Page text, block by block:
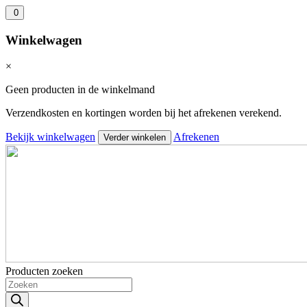
0
Winkelwagen
×
Geen producten in de winkelmand
Verzendkosten en kortingen worden bij het afrekenen verekend.
Bekijk winkelwagen Verder winkelen Afrekenen
Producten zoeken